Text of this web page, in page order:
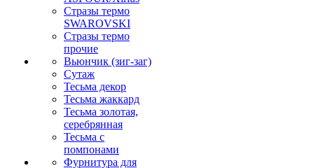
Стразы термо
SWAROVSKI
Стразы термо
прочие
Вьюнчик (зиг-заг)
Сутаж
Тесьма декор
Тесьма жаккард
Тесьма золотая,
серебрянная
Тесьма с
помпонами
Фурнитура для